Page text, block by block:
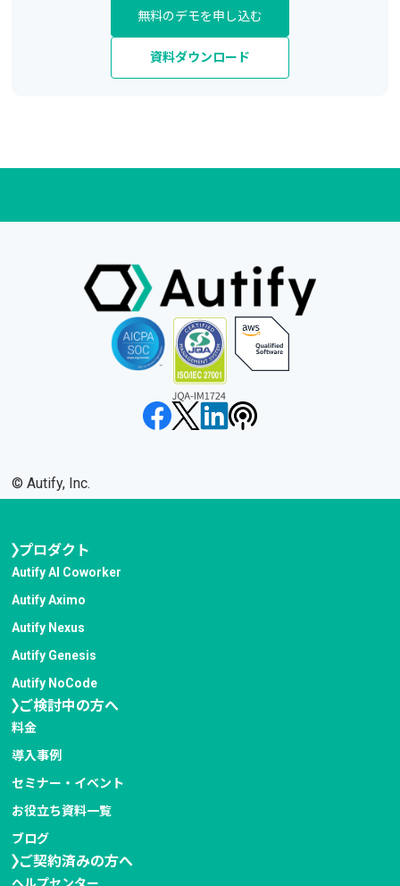
無料のデモを申し込む
資料ダウンロード
©︎ Autify, Inc.
プロダクト
Autify AI Coworker
Autify Aximo
Autify Nexus
Autify Genesis
Autify NoCode
ご検討中の方へ
料金
導入事例
セミナー・イベント
お役立ち資料一覧
ブログ
ご契約済みの方へ
ヘルプセンター